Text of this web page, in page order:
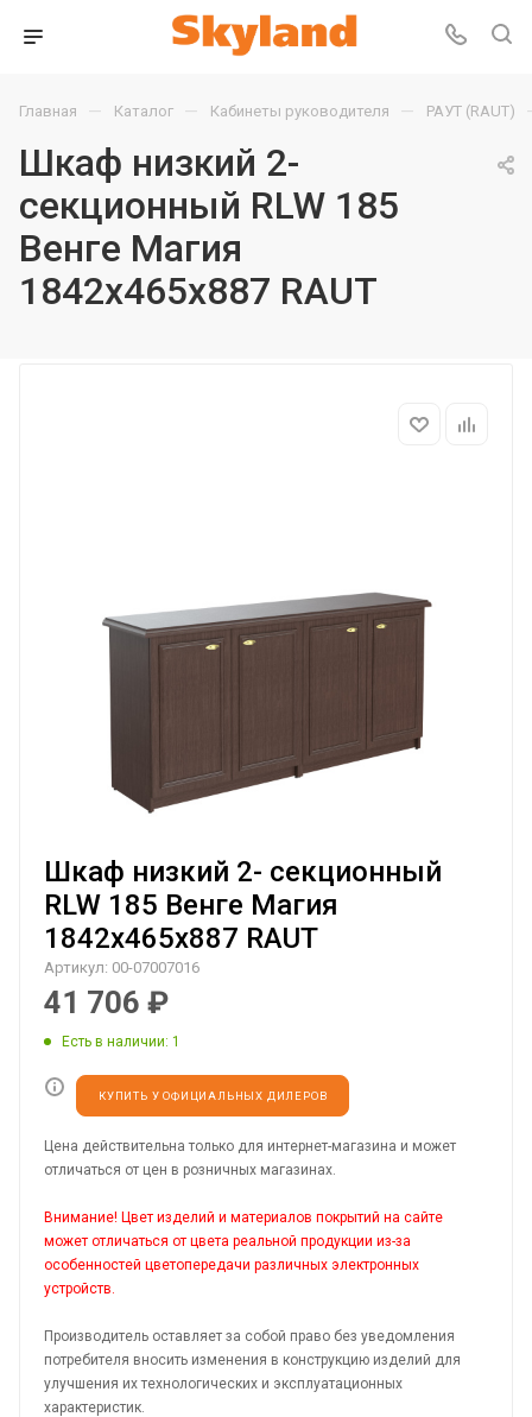
Главная — Каталог — Кабинеты руководителя — РАУТ (RAUT)
Шкаф низкий 2-
секционный RLW 185
Венге Магия
1842х465х887 RAUT
Шкаф низкий 2- секционный
RLW 185 Венге Магия
1842х465х887 RAUT
Артикул: 00-07007016
41 706 ₽
Есть в наличии: 1
КУПИТЬ У ОФИЦИАЛЬНЫХ ДИЛЕРОВ
Цена действительна только для интернет-магазина и может
отличаться от цен в розничных магазинах.
Внимание! Цвет изделий и материалов покрытий на сайте
может отличаться от цвета реальной продукции из-за
особенностей цветопередачи различных электронных
устройств.
Производитель оставляет за собой право без уведомления
потребителя вносить изменения в конструкцию изделий для
улучшения их технологических и эксплуатационных
характеристик.